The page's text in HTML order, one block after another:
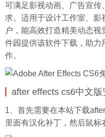
可满足影视动画、广告宣传
求。适用于设计工作室、影
户，能高效打造精美动态
件园提供该软件下载，助力
作。
after effects cs6中文版
1、首先需要在本站下载
里面有汉化补丁，然后鼠标